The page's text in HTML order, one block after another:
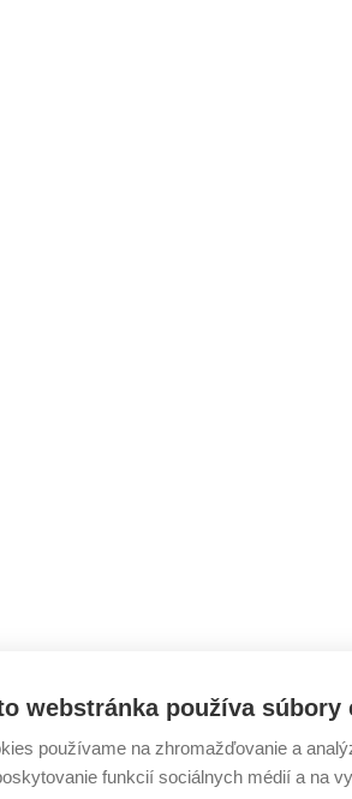
webstránka používa súbory
používame na zhromažďovanie a
funkcií sociálnych médií a na